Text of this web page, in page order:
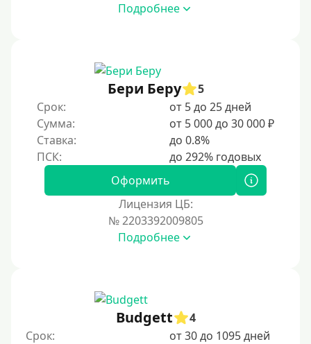
Подробнее
Бери Беру
5
Срок:
от 5 до 25 дней
Сумма:
от 5 000 до 30 000 ₽
Ставка:
до 0.8%
Оформить
Лицензия ЦБ:
№ 2203392009805
Подробнее
Budgett
4
Срок:
от 30 до 1095 дней